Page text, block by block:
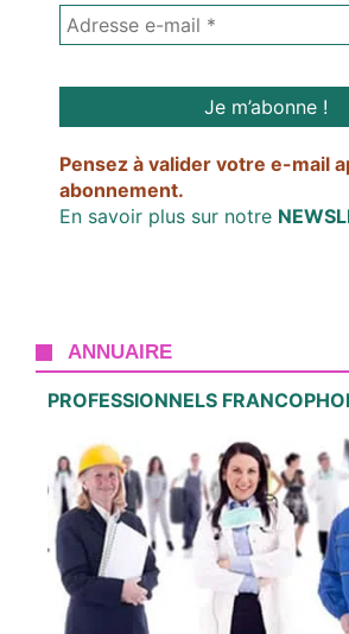
Pensez à valider votre e-mail
abonnement.
En savoir plus sur notre
ANNUAIRE
PROFESSIONNELS